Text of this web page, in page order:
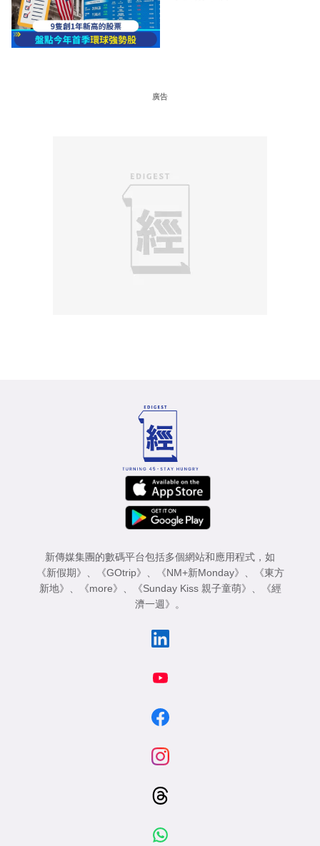
廣告
新傳媒集團的數碼平台包括多個網站和應用程式，如
《新假期》 、 《GOtrip》 、 《NM+新Monday》 、
《東方
新地》 、 《more》 、 《Sunday Kiss 親子童萌》 、
《經
濟一週》 。